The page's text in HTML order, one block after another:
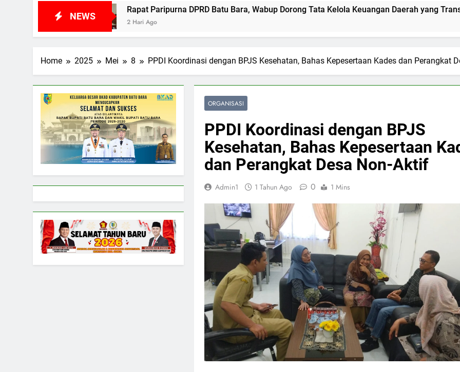
NEWS
Rapat Paripurna DPRD Batu Bara, Wabup Dorong Tata Kelola Keuangan Daerah yang Transparan dan Akuntabel
Home 2025 Mei 8 PPDI Koordinasi dengan BPJS Kesehatan, Bahas Kepesertaan Kades dan Perangkat
ORGANISASI
PPDI Koordinasi dengan BPJS
Kesehatan, Bahas Kepesertaan
dan Perangkat Desa Non-Aktif
Admin1 1 Tahun Ago 0 1 Mins